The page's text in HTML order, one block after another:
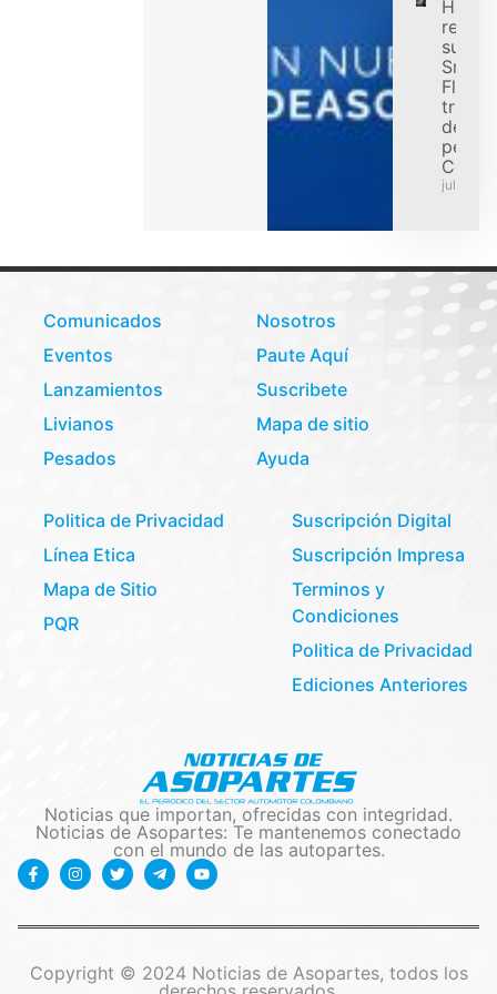
su
Smart
Flex
de
julio 31,
Comunicados
Eventos
Lanzamientos
Livianos
Pesados
Nosotros
Paute Aquí
Suscribete
Mapa de sitio
Ayuda
Politica de Privacidad
Línea Etica
Mapa de Sitio
PQR
Suscripción Digital
Suscripción Impresa
Terminos y
Condiciones
Politica de Privacidad
Ediciones Anteriores
Noticias que importan, ofrecidas con integridad.
Noticias de Asopartes: Te mantenemos conectado
con el mundo de las autopartes.
Copyright © 2024 Noticias de Asopartes, todos los